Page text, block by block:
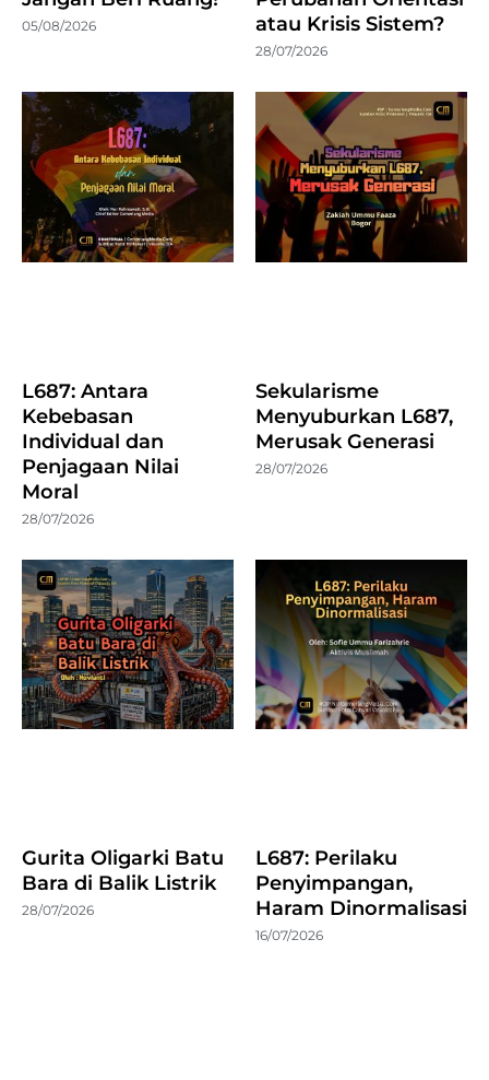
05/08/2026
atau Krisis Sistem?
28/07/2026
L687: Antara
Kebebasan
Individual dan
Penjagaan Nilai
Moral
28/07/2026
Sekularisme
Menyuburkan L687,
Merusak Generasi
28/07/2026
Gurita Oligarki Batu
Bara di Balik Listrik
28/07/2026
L687: Perilaku
Penyimpangan,
Haram Dinormalisasi
16/07/2026